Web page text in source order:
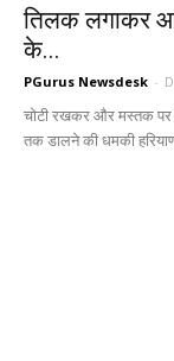
तिलक लगाकर
के...
PGurus Newsdesk -
चोटी रखकर और मस्तक पर
तक डालने की धमकी